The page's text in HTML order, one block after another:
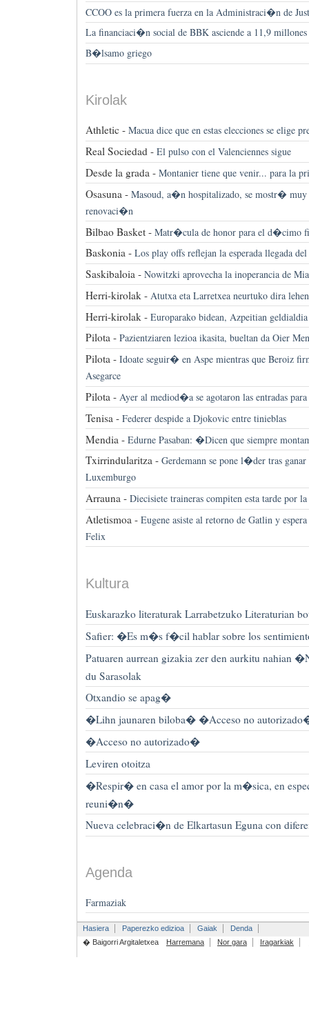
CCOO es la primera fuerza en la Administraci�n de
La financiaci�n social de BBK asciende a 11,9
B�lsamo griego
Kirolak
Athletic - Macua dice que en estas elecciones se elige
Real Sociedad - El pulso con el Valenciennes sigue
Desde la grada - Montanier tiene que venir... para la
Osasuna - Masoud, a�n hospitalizado, se mostr� muy
renovaci�n
Bilbao Basket - Matr�cula de honor para el d�cimo
Baskonia - Los play offs reflejan la esperada llegada
Saskibaloia - Nowitzki aprovecha la inoperancia de
Herri-kirolak - Atutxa eta Larretxea neurtuko dira
Herri-kirolak - Europarako bidean, Azpeitian geldialdia
Pilota - Pazientziaren lezioa ikasita, bueltan da Oier
Pilota - Idoate seguir� en Aspe mientras que Beroiz
Asegarce
Pilota - Ayer al mediod�a se agotaron las entradas
Tenisa - Federer despide a Djokovic entre tinieblas
Mendia - Edurne Pasaban: �Dicen que siempre
Txirrindularitza - Gerdemann se pone l�der tras ganar
Luxemburgo
Arrauna - Diecisiete traineras compiten esta tarde
Atletismoa - Eugene asiste al retorno de Gatlin y
Felix
Kultura
Euskarazko literaturak Larrabetzuko Literaturian
Safier: �Es m�s f�cil hablar sobre los
Patuaren aurrean gizakia zer den aurkitu nahian
du Sarasolak
Otxandio se apag�
�Lihn jaunaren biloba� �Acceso no
�Acceso no autorizado�
Leviren otoitza
�Respir� en casa el amor por la m�sica, en
reuni�n�
Nueva celebraci�n de Elkartasun Eguna con
Agenda
Farmaziak
Hasiera Paperezko edizioa Gaiak
Denda
� Baigorri Argitaletxea
Harremana Nor gara Iragarkiak